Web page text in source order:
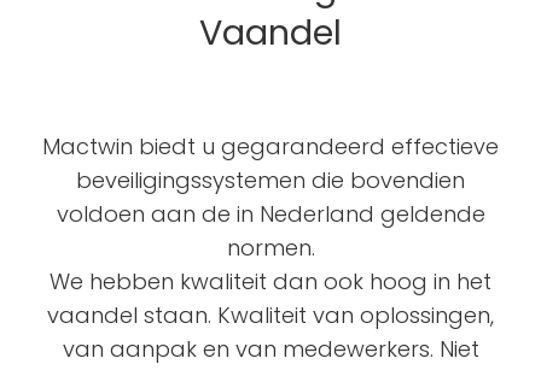
Vaandel
Mactwin biedt u gegarandeerd effectieve
beveiligingssystemen die bovendien
voldoen aan de in Nederland geldende
normen.
We hebben kwaliteit dan ook hoog in het
vaandel staan. Kwaliteit van oplossingen,
van aanpak en van medewerkers. Niet